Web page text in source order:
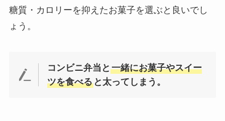
糖質・カロリーを抑えたお菓子を選ぶと良いでし
ょう。
コンビニ弁当と一緒にお菓子やスイー
ツを食べる と太ってしまう。